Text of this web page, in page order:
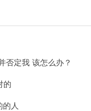
否定我 该怎么办？
的
人